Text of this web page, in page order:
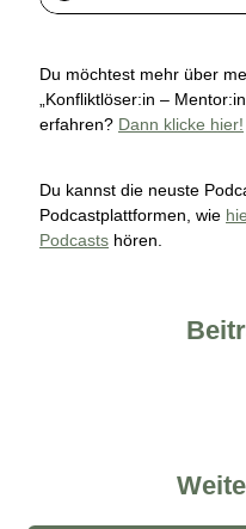
Du möchtest mehr über
„Konfliktlöser:in –
erfahren? Dann klicke hier!
Du kannst die neuste
Podcastplattformen, wie
Podcasts hören.